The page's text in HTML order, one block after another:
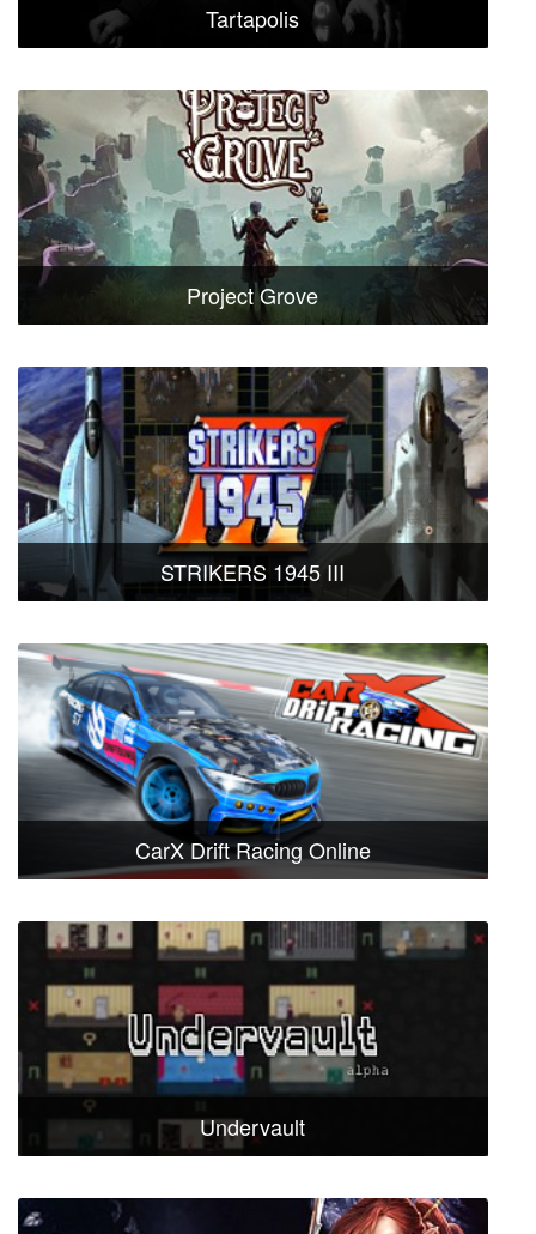
Tartapolis
Project Grove
STRIKERS 1945 III
CarX Drift Racing Online
Undervault